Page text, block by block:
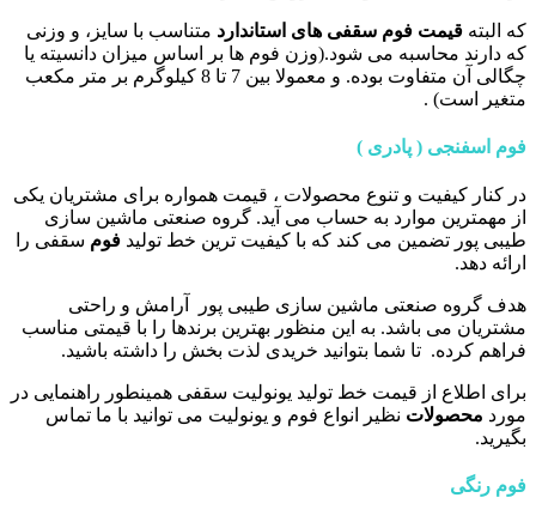
که البته قیمت فوم سقفی های استاندارد متناسب با سایز، و وزنی
که دارند محاسبه می شود.(وزن فوم ها بر اساس میزان دانسیته یا
چگالی آن متفاوت بوده. و معمولا بین 7 تا 8 کیلوگرم بر متر مکعب
متغیر است) .
فوم اسفنجی ( پادری )
در کنار کیفیت و تنوع محصولات ، قیمت همواره برای مشتریان یکی
از مهمترین موارد به حساب می آید. گروه صنعتی ماشین سازی
طیبی پور تضمین می کند که با کیفیت ترین خط تولید فوم سقفی را
ارائه دهد.
هدف گروه صنعتی ماشین سازی طیبی پور آرامش و راحتی
مشتریان می باشد. به این منظور بهترین برندها را با قیمتی مناسب
فراهم کرده. تا شما بتوانید خریدی لذت بخش را داشته باشید.
برای اطلاع از قیمت خط تولید یونولیت سقفی همینطور راهنمایی در
مورد محصولات نظیر انواع فوم و یونولیت می توانید با ما تماس
بگیرید.
فوم رنگی